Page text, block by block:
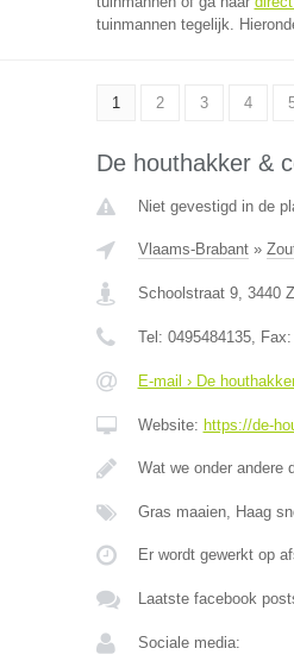
tuinmannen tegelijk.
1 2 3 4
De houthakker &
Niet gevestigd in de
Vlaams-Brabant»
Schoolstraat 9, 3440
Tel: 0495484135, Fax:
E-mail › De
Website: https://de-
Wat we onder andere
Gras maaien, Haag
Er wordt gewerkt op
Laatste facebook
Sociale media: